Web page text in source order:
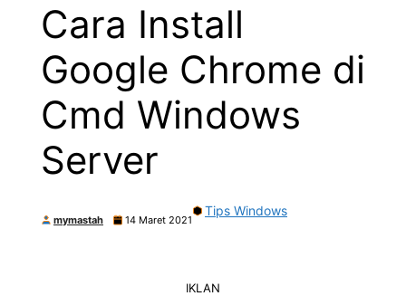
Cara Install
Google Chrome di
Cmd Windows
Server
mymastah 14 Maret 2021
Tips Windows
IKLAN